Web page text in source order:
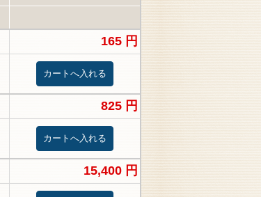
165 円
825 円
15,400 円